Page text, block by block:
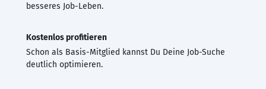
besseres Job-Leben.
Kostenlos profitieren
Schon als Basis-Mitglied kannst Du Deine Job-Suche
deutlich optimieren.